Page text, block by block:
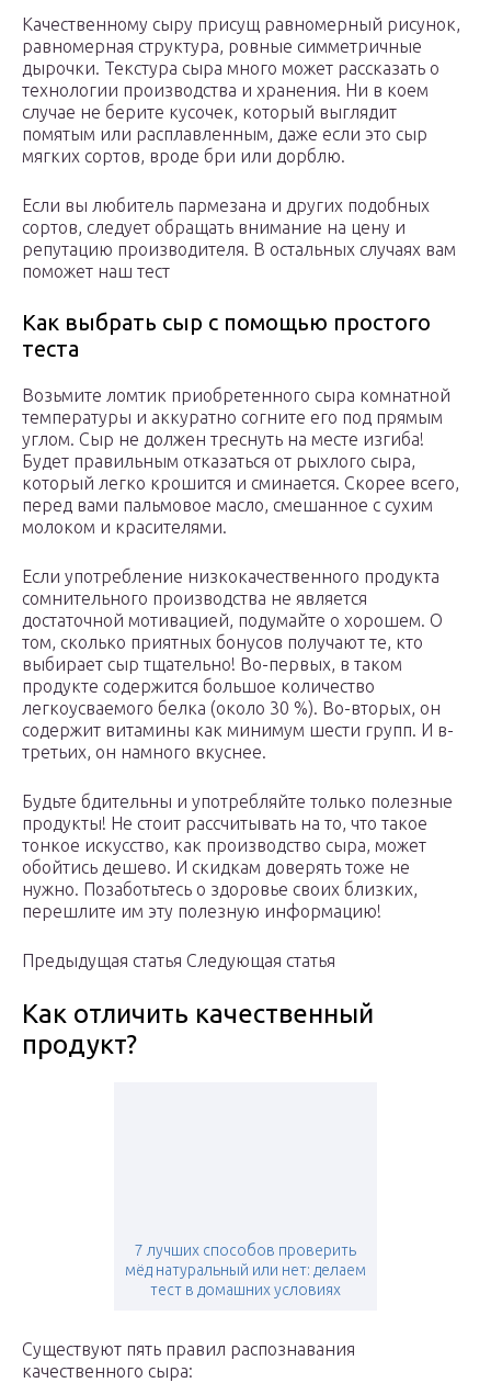
Качественному сыру присущ равномерный рисунок,
равномерная структура, ровные симметричные
дырочки. Текстура сыра много может рассказать о
технологии производства и хранения. Ни в коем
случае не берите кусочек, который выглядит
помятым или расплавленным, даже если это сыр
мягких сортов, вроде бри или дорблю.
Если вы любитель пармезана и других подобных
сортов, следует обращать внимание на цену и
репутацию производителя. В остальных случаях вам
поможет наш тест
Как выбрать сыр с помощью простого
теста
Возьмите ломтик приобретенного сыра комнатной
температуры и аккуратно согните его под прямым
углом. Сыр не должен треснуть на месте изгиба!
Будет правильным отказаться от рыхлого сыра,
который легко крошится и сминается. Скорее всего,
перед вами пальмовое масло, смешанное с сухим
молоком и красителями.
Если употребление низкокачественного продукта
сомнительного производства не является
достаточной мотивацией, подумайте о хорошем. О
том, сколько приятных бонусов получают те, кто
выбирает сыр тщательно! Во-первых, в таком
продукте содержится большое количество
легкоусваемого белка (около 30 %). Во-вторых, он
содержит витамины как минимум шести групп. И в-
третьих, он намного вкуснее.
Будьте бдительны и употребляйте только полезные
продукты! Не стоит рассчитывать на то, что такое
тонкое искусство, как производство сыра, может
обойтись дешево. И скидкам доверять тоже не
нужно. Позаботьтесь о здоровье своих близких,
перешлите им эту полезную информацию!
Предыдущая статья Следующая статья
Как отличить качественный
продукт?
7 лучших способов проверить
мёд натуральный или нет: делаем
тест в домашних условиях
Существуют пять правил распознавания
качественного сыра: